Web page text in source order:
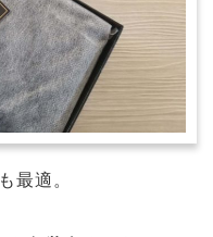
最適。